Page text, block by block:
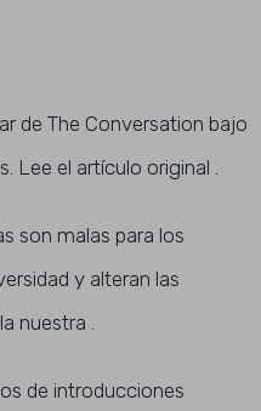
de The Conversation bajo
Lee el artículo original .
son malas para los
y alteran las
nuestra .
de introducciones